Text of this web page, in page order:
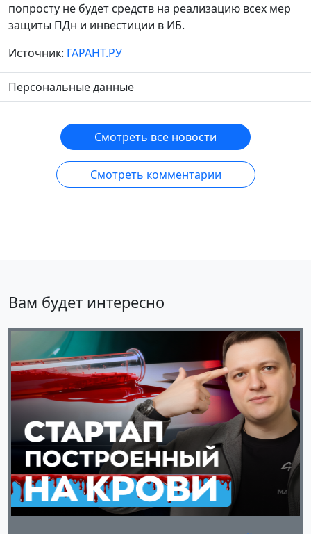
попросту не будет средств на реализацию всех мер
защиты ПДн и инвестиции в ИБ.
Источник: ГАРАНТ.РУ
Персональные данные
Смотреть все новости
Смотреть комментарии
Вам будет интересно